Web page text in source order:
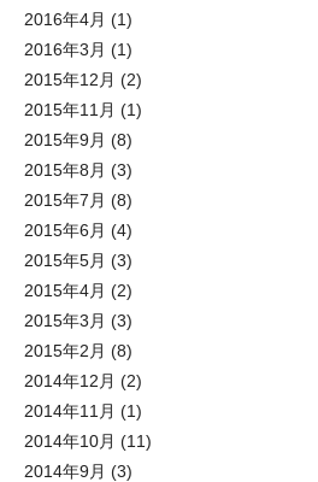
2016年4月 (1)
2016年3月 (1)
2015年12月 (2)
2015年11月 (1)
2015年9月 (8)
2015年8月 (3)
2015年7月 (8)
2015年6月 (4)
2015年5月 (3)
2015年4月 (2)
2015年3月 (3)
2015年2月 (8)
2014年12月 (2)
2014年11月 (1)
2014年10月 (11)
2014年9月 (3)